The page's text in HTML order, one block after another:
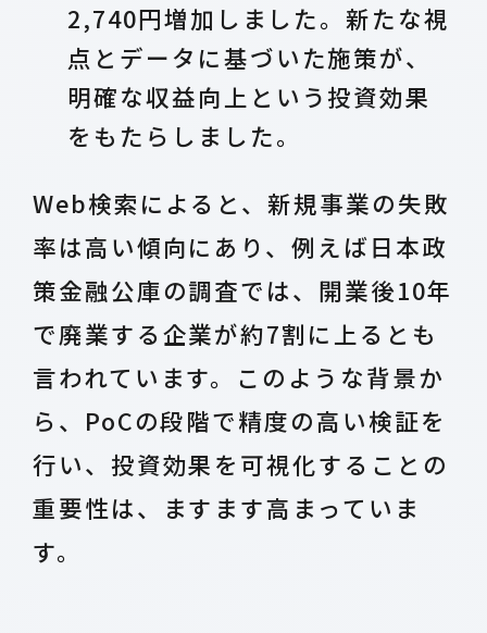
2,740円増加しました。新たな視
点とデータに基づいた施策が、
明確な収益向上という投資効果
をもたらしました。
Web検索によると、新規事業の失敗
率は高い傾向にあり、例えば日本政
策金融公庫の調査では、開業後10年
で廃業する企業が約7割に上るとも
言われています。このような背景か
ら、PoCの段階で精度の高い検証を
行い、投資効果を可視化することの
重要性は、ますます高まっていま
す。